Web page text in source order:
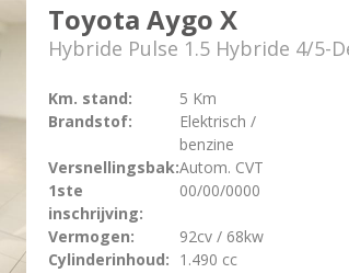
Toyota Aygo X
Hybride Pulse 1.5 Hybride 4/5-
Km. stand:
5 Km
Brandstof:
Elektrisch /
benzine
Versnellingsbak:Autom. CVT
1ste
inschrijving:
00/00/0000
Vermogen:
92cv / 68kw
Cylinderinhoud: 1.490 cc